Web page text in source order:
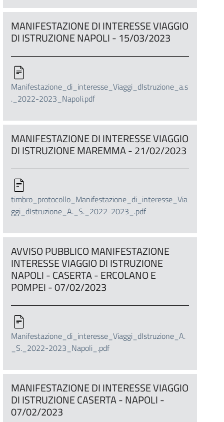
MANIFESTAZIONE DI INTERESSE VIAGGIO
DI ISTRUZIONE NAPOLI - 15/03/2023
Manifestazione_di_interesse_Viaggi_dIstruzione_a.s
._2022-2023_Napoli.pdf
MANIFESTAZIONE DI INTERESSE VIAGGIO
DI ISTRUZIONE MAREMMA - 21/02/2023
timbro_protocollo_Manifestazione_di_interesse_Via
ggi_dIstruzione_A._S._2022-2023_.pdf
AVVISO PUBBLICO MANIFESTAZIONE
INTERESSE VIAGGIO DI ISTRUZIONE
NAPOLI - CASERTA - ERCOLANO E
POMPEI - 07/02/2023
Manifestazione_di_interesse_Viaggi_dIstruzione_A.
_S._2022-2023_Napoli_.pdf
MANIFESTAZIONE DI INTERESSE VIAGGIO
DI ISTRUZIONE CASERTA - NAPOLI -
07/02/2023